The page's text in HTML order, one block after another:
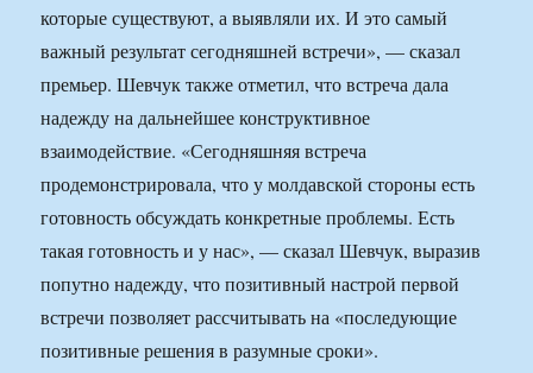
которые существуют, а выявляли их. И это самый
важный результат сегодняшней встречи», — сказал
премьер. Шевчук также отметил, что встреча дала
надежду на дальнейшее конструктивное
взаимодействие. «Сегодняшняя встреча
продемонстрировала, что у молдавской стороны есть
готовность обсуждать конкретные проблемы. Есть
такая готовность и у нас», — сказал Шевчук, выразив
попутно надежду, что позитивный настрой первой
встречи позволяет рассчитывать на «последующие
позитивные решения в разумные сроки».